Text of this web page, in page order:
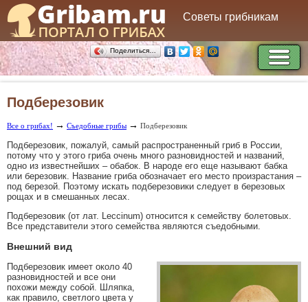
Советы грибникам
Поделиться…
Подберезовик
Все о грибах! → Съедобные грибы → Подберезовик
Подберезовик, пожалуй, самый распространенный гриб в России,
потому что у этого гриба очень много разновидностей и названий,
одно из известнейших – обабок. В народе его еще называют бабка
или березовик. Название гриба обозначает его место произрастания –
под березой. Поэтому искать подберезовики следует в березовых
рощах и в смешанных лесах.
Подберезовик (от лат. Leccinum) относится к семейству болетовых.
Все представители этого семейства являются съедобными.
Внешний вид
Подберезовик имеет около 40
разновидностей и все они
похожи между собой. Шляпка,
как правило, светлого цвета у